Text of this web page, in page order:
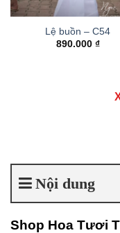
Lệ buồn – C54
890.000 ₫
Nội dung
Shop Hoa Tươi